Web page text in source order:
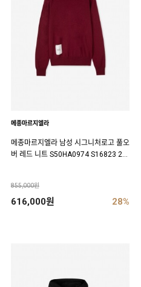
메종마르지엘라
메종마르지엘라 남성 시그니처로고 풀오
버 레드 니트 S50HA0974 S16823 24
855,000원
616,000원 28%